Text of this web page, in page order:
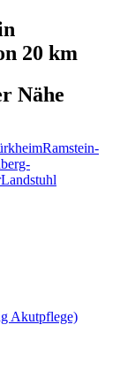
20 km
Nähe
Ramstein-
Landstuhl
Akutpflege)